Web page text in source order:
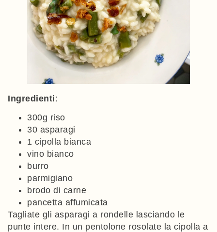
Ingredienti:
300g riso
30 asparagi
1 cipolla bianca
vino bianco
burro
parmigiano
brodo di carne
pancetta affumicata
Tagliate gli asparagi a rondelle lasciando le
punte intere. In un pentolone rosolate la cipolla a